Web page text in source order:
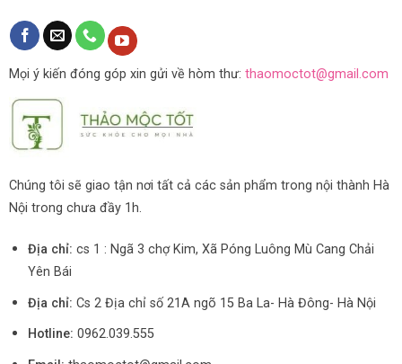
Mọi ý kiến đóng góp xin gửi về hòm thư: thaomoctot@gmail.com
Chúng tôi sẽ giao tận nơi tất cả các sản phẩm trong nội thành Hà
Nội trong chưa đầy 1h.
Địa chỉ: cs 1 : Ngã 3 chợ Kim, Xã Póng Luông Mù Cang Chải
Yên Bái
Địa chỉ: Cs 2 Địa chỉ số 21A ngõ 15 Ba La- Hà Đông- Hà Nội
Hotline: 0962.039.555